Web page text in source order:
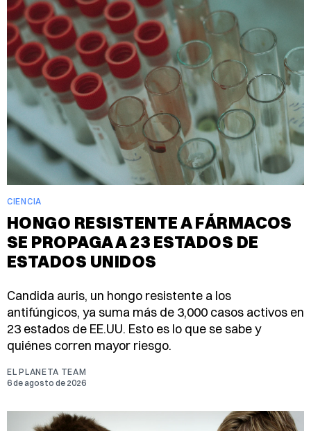
CIENCIA
HONGO RESISTENTE A FÁRMACOS
SE PROPAGA A 23 ESTADOS DE
ESTADOS UNIDOS
Candida auris, un hongo resistente a los
antifúngicos, ya suma más de 3,000 casos activos en
23 estados de EE.UU. Esto es lo que se sabe y
quiénes corren mayor riesgo.
EL PLANETA TEAM
6 de agosto de 2026